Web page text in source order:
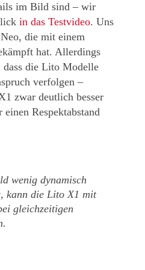
im Bild sind – wir
in das Testvideo. Uns
die mit einem
hat. Allerdings
dass die Lito Modelle
verfolgen –
zwar deutlich besser
Respektabstand
wenig dynamisch
kann die Lito X1 mit
gleichzeitigen